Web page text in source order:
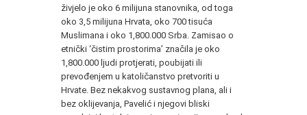
živjelo je oko 6 milijuna stanovnika, od toga
oko 3,5 milijuna Hrvata, oko 700 tisuća
Muslimana i oko 1,800.000 Srba. Zamisao o
etnički ‘čistim prostorima’ značila je oko
1,800.000 ljudi protjerati, poubijati ili
prevođenjem u katoličanstvo pretvoriti u
Hrvate. Bez nekakvog sustavnog plana, ali i
bez oklijevanja, Pavelić i njegovi bliski